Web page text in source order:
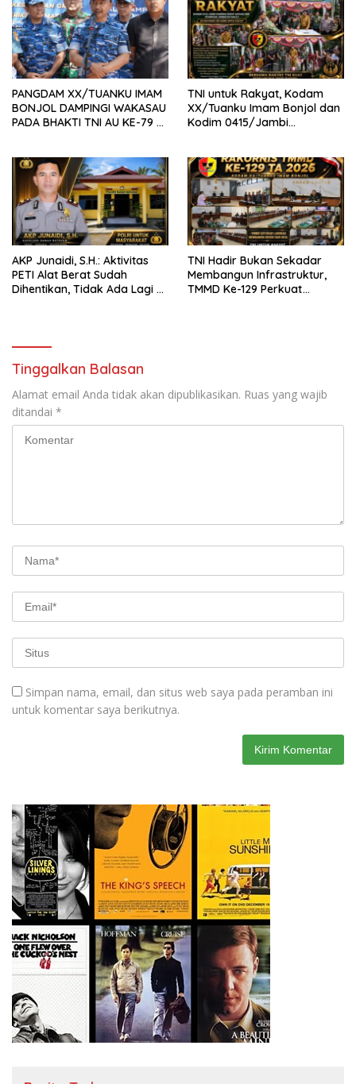
PANGDAM XX/TUANKU IMAM
BONJOL DAMPINGI WAKASAU
PADA BHAKTI TNI AU KE-79 DI
TNI untuk Rakyat, Kodam
XX/Tuanku Imam Bonjol dan
Kodim 0415/Jambi
Batang Hari
AKP Junaidi, S.H.: Aktivitas
PETI Alat Berat Sudah
Dihentikan, Tidak Ada Lagi di
TNI Hadir Bukan Sekadar
Membangun Infrastruktur,
TMMD Ke-129 Perkuat
Tinggalkan Balasan
Alamat email Anda tidak akan dipublikasikan. Ruas yang wajib
ditandai *
Simpan nama, email, dan situs web saya pada peramban ini
untuk komentar saya berikutnya.